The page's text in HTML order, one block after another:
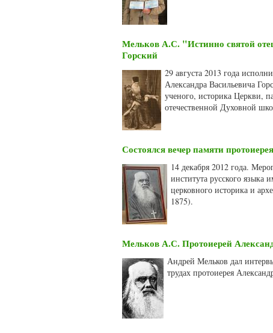
Мельков А.С. "Истинно святой
Горский
29 августа 2013 года
Александра Васильевича
ученого, историка Церкви,
отечественной Духовной
Состоялся вечер памяти
14 декабря 2012 года.
института русского
церковного историка и
1875).
Мельков А.С. Протоиерей
Андрей Мельков дал
трудах протоиерея